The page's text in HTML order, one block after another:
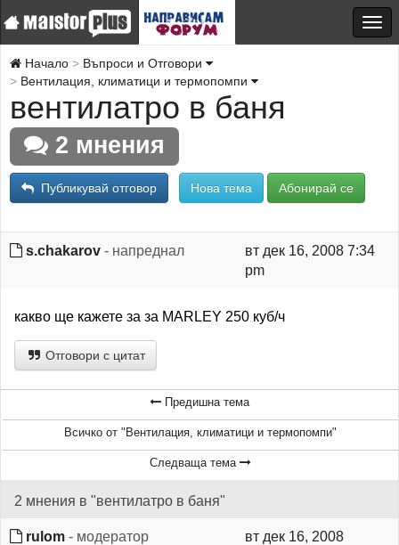
Начало
Въпроси и Отговори
Вентилация, климатици и термопомпи
вентилатро в баня
2 мнения
Публикувай отговор Нова тема Абонирай се
s.chakarov - напреднал
вт дек 16, 2008 7:34
pm
какво ще кажете за за MARLEY 250 куб/ч
Отговори с цитат
Предишна тема
Всичко от "Вентилация, климатици и термопомпи"
Следваща тема
2 мнения в "вентилатро в баня"
rulom - модератор
вт дек 16, 2008